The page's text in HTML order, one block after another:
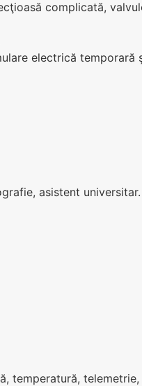
complicată,
electrică temporară
asistent universitar.
temperatură,